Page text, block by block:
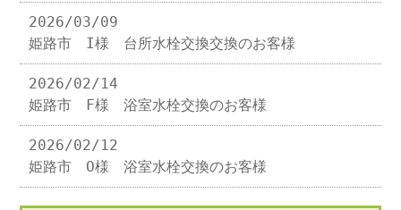
2026/03/09
姫路市 I様 台所水栓交換交換のお客様
2026/02/14
姫路市 F様 浴室水栓交換のお客様
2026/02/12
姫路市 O様 浴室水栓交換のお客様